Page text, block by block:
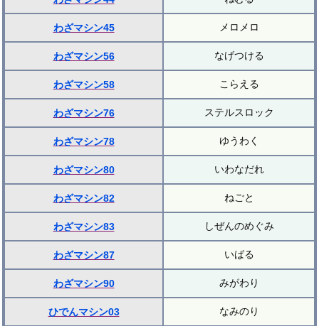
わざマシン45 メロメロ
わざマシン56 なげつける
わざマシン58 こらえる
わざマシン76 ステルスロック
わざマシン78 ゆうわく
わざマシン80 いわなだれ
わざマシン82 ねごと
わざマシン83 しぜんのめぐみ
わざマシン87 いばる
わざマシン90 みがわり
ひでんマシン03 なみのり